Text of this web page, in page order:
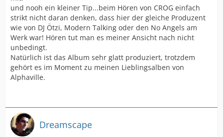
und nooh ein kleiner Tip...beim Hören von CROG einfach
strikt nicht daran denken, dass hier der gleiche Produzent
wie von DJ Ötzi, Modern Talking oder den No Angels am
Werk war! Hören tut man es meiner Ansicht nach nicht
unbedingt.
Natürlich ist das Album sehr glatt produziert, trotzdem
gehört es im Moment zu meinen Lieblingsalben von
Alphaville.
Dreamscape